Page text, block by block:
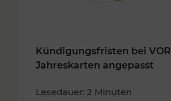
Kündigungsfristen bei VOR
Jahreskarten angepasst
Lesedauer: 2 Minuten